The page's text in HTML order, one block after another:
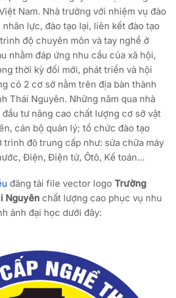
Nam. Nhà trường với nhiệm vụ đào
lực, đào tạo lại, liên kết đào tạo
độ chuyên môn và tay nghề ở
nhằm đáp ứng nhu cầu của xã hội,
thời kỳ đối mới, phát triển và hội
có 2 cơ sở nằm trên địa bàn thành
Thái Nguyên. Những năm qua nhà
tư nâng cao chất lượng cơ sở vật
cán bộ quản lý; tổ chức đào tạo
trình độ trung cấp như: sửa chữa máy
Điện, Điện tử, Ôtô, Kế toán…
đăng tải file vector logo Trường
Nguyên chất lượng cao phục vụ nhu
ảnh đại học dưới đây: